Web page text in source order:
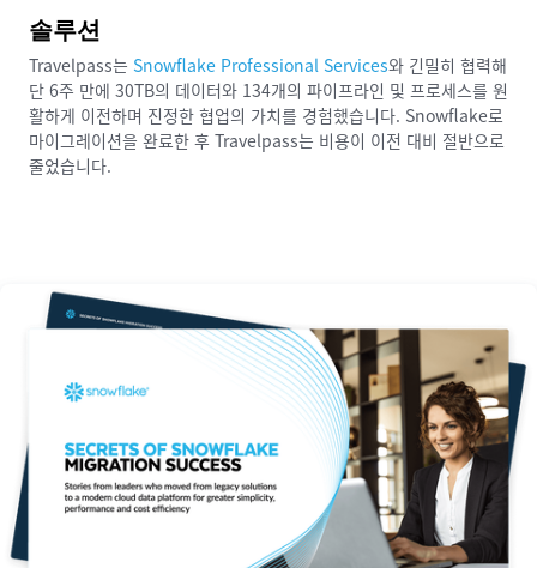
솔루션
Travelpass는 Snowflake Professional Services와 긴밀히 협력해
단 6주 만에 30TB의 데이터와 134개의 파이프라인 및 프로세스를 원
활하게 이전하며 진정한 협업의 가치를 경험했습니다. Snowflake로
마이그레이션을 완료한 후 Travelpass는 비용이 이전 대비 절반으로
줄었습니다.
솔루션
Pfizer의 모든 사업부는 이제 Snowflake의 크로스 리전, 크로스 클
라우드 기술 계층인Snowgrid를 통해 어느 국가에 있든 관계없이 원
활하고 안전하게 협업이 가능합니다. 이렇게 원활해진 공유는 글로벌
기업 Pfizer의 비즈니스 연속성을 개선하는 데 기여합니다.
솔루션
Marriott는 Snowflake를 기반으로 데이터 플랫폼을 간소화한 덕분
에 데이터의 투명성 및 제어력을 확보할 수 있었으며, 시장 출시 속도
를 높이고, 협업 및 데이터 공유를 개선하고, 총소유비용도 낮출 수 있
었습니다.
솔루션
Snowflake로 마이그레이션한 CTC는 데이터 이동 비용을 없애고 비
용 지출에 대한 가시성을 확보했으며, 그 결과 비용을 54% 절감했습
니다. 이제 엔지니어들은 복잡한 구성 문제를 해결하는 대신 혁신에
집중하고 있습니다. 그 덕분에 CTC는 이전에는 비용이 너무 많이 들
어 운영을 중단했던 데이터 파이프라인을 재가동하고 AI 기능을 탐색
Snowflake로 마이그레이션한 Insider는 이제 컴퓨팅 및 스토리지
비용을 세밀하게 관리할 수 있게 되었으며, 그 결과 월별 비용을 23%
절감했습니다.
솔루션
WHOOP는 Snowflake로 전환한 이후, 모든 부서에서 데이터와 인사
이트를 더 빠르게 활용할 수 있게 되어 회원의 요구 사항을 보다 신속
하게 파악하고 더 정확한 정보를 기반으로 비즈니스 의사 결정을 내릴
수 있게 되었습니다. WHOOP의 데이터 팀은 느린 쿼리 및 인프라 문
었습니다.
솔루션
최신 데이터 환경의 필요성을 깨달은 PGE는 Snowflake로 눈을 돌
렸습니다. 분리된 스토리지와 컴퓨팅, 제로에 가까운 유지 관리, 마이
크로 파티셔닝 지원 그리고 높은 성능 때문에 AWS 기반의
Siemens는 Snowflake를 사용하여 클라우드 변환을 지원하고, 데
이터를 중앙 집중화하고, 의사 결정을 개선하고, AI 사용 규모를 확장
하는 개방형 데이터 메시 플랫폼 생태계인 Siemens Data Cloud를
구축했습니다.